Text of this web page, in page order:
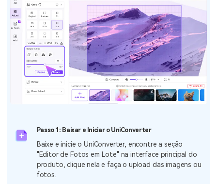
Passo 1: Baixar e Iniciar o UniConverter
Baixe e inicie o UniConverter, encontre a seção
"Editor de Fotos em Lote" na interface principal do
produto, clique nela e faça o upload das imagens ou
fotos.